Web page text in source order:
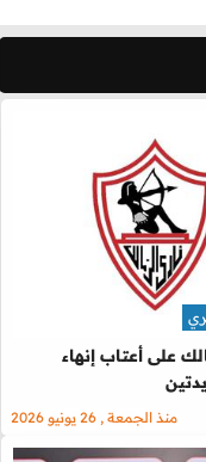
على أعتاب إنهاء
منذ الجمعة , 26 يونيو 2026